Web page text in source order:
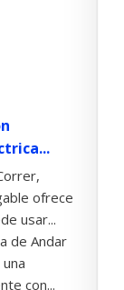
ofrece
usar...
de Andar
con...